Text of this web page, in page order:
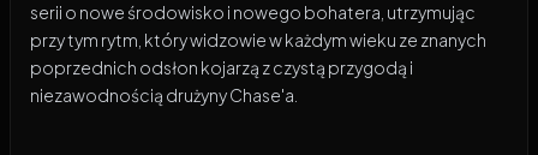
serii o nowe środowisko i nowego bohatera, utrzymując
przy tym rytm, który widzowie w każdym wieku ze znanych
poprzednich odsłon kojarzą z czystą przygodą i
niezawodnością drużyny Chase'a.